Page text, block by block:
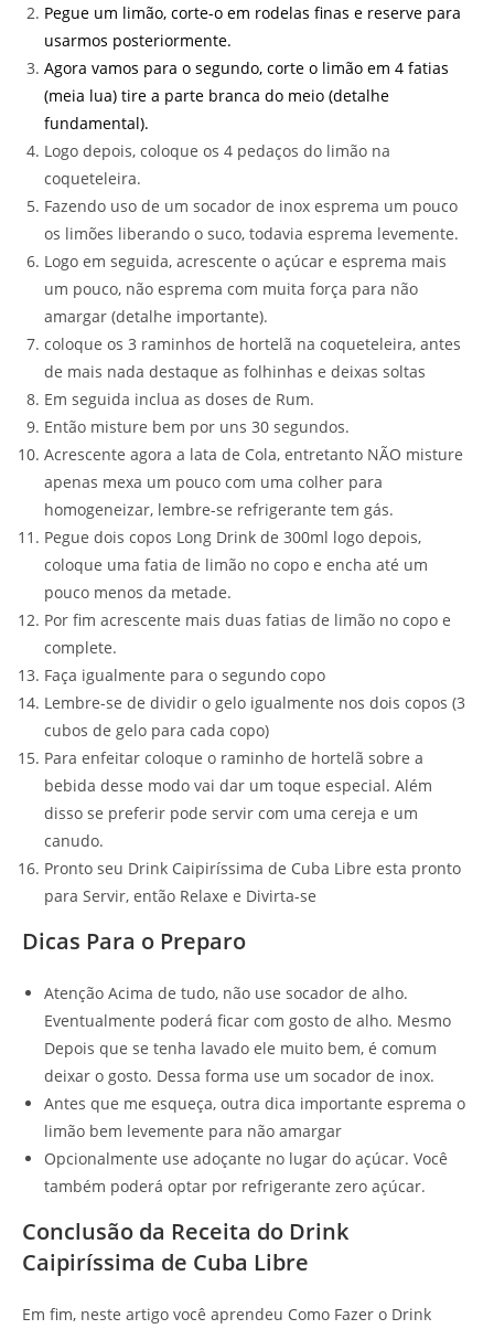
Pegue um limão, corte-o em rodelas finas e reserve para
usarmos posteriormente.
Agora vamos para o segundo, corte o limão em 4 fatias
(meia lua) tire a parte branca do meio (detalhe
fundamental).
Logo depois, coloque os 4 pedaços do limão na
coqueteleira.
Fazendo uso de um socador de inox esprema um pouco
os limões liberando o suco, todavia esprema levemente.
Logo em seguida, acrescente o açúcar e esprema mais
um pouco, não esprema com muita força para não
amargar (detalhe importante).
coloque os 3 raminhos de hortelã na coqueteleira, antes
de mais nada destaque as folhinhas e deixas soltas
Em seguida inclua as doses de Rum.
Então misture bem por uns 30 segundos.
Acrescente agora a lata de Cola, entretanto NÃO misture
apenas mexa um pouco com uma colher para
homogeneizar, lembre-se refrigerante tem gás.
Pegue dois copos Long Drink de 300ml logo depois,
coloque uma fatia de limão no copo e encha até um
pouco menos da metade.
Por fim acrescente mais duas fatias de limão no copo e
complete.
Faça igualmente para o segundo copo
Lembre-se de dividir o gelo igualmente nos dois copos (3
cubos de gelo para cada copo)
Para enfeitar coloque o raminho de hortelã sobre a
bebida desse modo vai dar um toque especial. Além
disso se preferir pode servir com uma cereja e um
canudo.
Pronto seu Drink Caipiríssima de Cuba Libre esta pronto
para Servir, então Relaxe e Divirta-se
Dicas Para o Preparo
Atenção Acima de tudo, não use socador de alho.
Eventualmente poderá ficar com gosto de alho. Mesmo
Depois que se tenha lavado ele muito bem, é comum
deixar o gosto. Dessa forma use um socador de inox.
Antes que me esqueça, outra dica importante esprema o
limão bem levemente para não amargar
Opcionalmente use adoçante no lugar do açúcar. Você
também poderá optar por refrigerante zero açúcar.
Conclusão da Receita do Drink
Caipiríssima de Cuba Libre
Em fim, neste artigo você aprendeu Como Fazer o Drink